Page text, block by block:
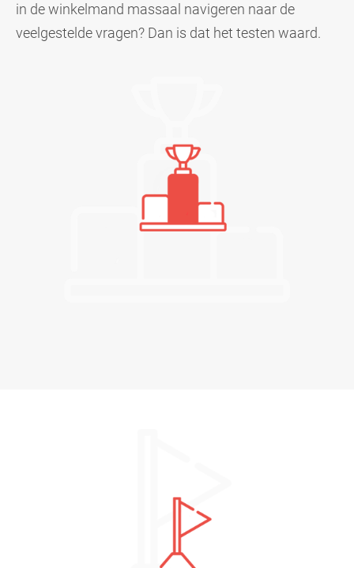
in de winkelmand massaal navigeren naar de
veelgestelde vragen? Dan is dat het testen waard.